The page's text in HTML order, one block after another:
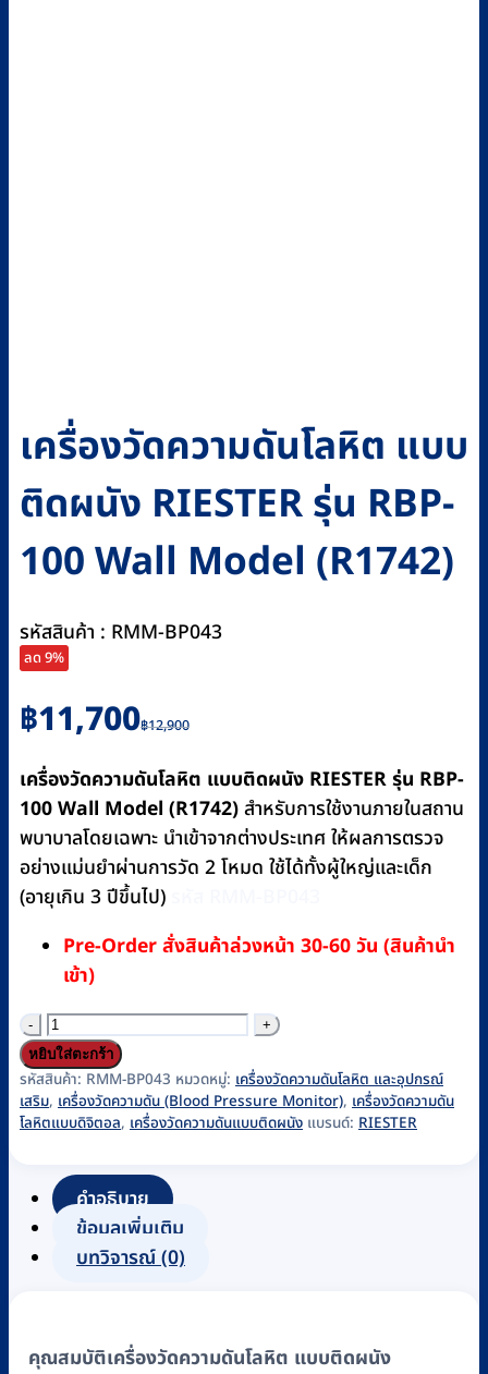
เครื่องวัดความดันโลหิต แบบ
ติดผนัง RIESTER รุ่น RBP-
100 Wall Model (R1742)
รหัสสินค้า : RMM-BP043
ลด 9%
฿12,900
Original
price
was:
฿12,900.
฿11,700
Current
price
is:
฿11,700.
เครื่องวัดความดันโลหิต แบบติดผนัง RIESTER รุ่น RBP-
100 Wall Model (R1742)สำหรับการใช้งานภายในสถาน
พบาบาลโดยเฉพาะ นำเข้าจากต่างประเทศ ให้ผลการตรวจ
อย่างแม่นยำผ่านการวัด 2 โหมด ใช้ได้ทั้งผู้ใหญ่และเด็ก
(อายุเกิน 3 ปีขึ้นไป)
Pre-Order สั่งสินค้าล่วงหน้า 30-60 วัน (สินค้านำ
เข้า)
จำนวน
เครื่อง
วัด
ความ
โลหิต
แบบ
ผนัง
RBP-
หยิบใส่ตะกร้า
รหัสสินค้า: RMM-BP043 หมวดหมู่: เครื่องวัดความดันโลหิต และอุปกรณ์
เสริม, เครื่องวัดความดัน (Blood Pressure Monitor), เครื่องวัดความดัน
โลหิตแบบดิจิตอล, เครื่องวัดความดันแบบติดผนัง แบรนด์: RIESTER
คำอธิบาย
ข้อมูลเพิ่มเติม
บทวิจารณ์ (0)
คุณสมบัติเครื่องวัดความดันโลหิต แบบติดผนัง